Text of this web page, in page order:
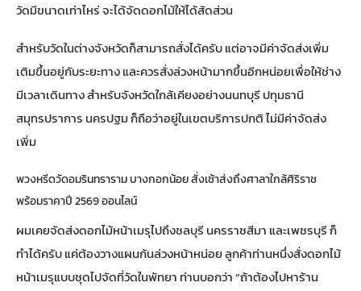
วัดมีขนาดเท่าไหร่ จะได้จัดดอกไม้ให้ได้สัดส่วน
สำหรับวัดในต่างจังหวัดก็สามารถสั่งได้ครับ แต่อาจมีค่าจัดส่งเพิ่ม
เติมขึ้นอยู่กับระยะทาง และควรสั่งล่วงหน้ามากขึ้นอีกหน่อยเพื่อให้ช่าง
มีเวลาเดินทาง สำหรับจังหวัดใกล้เคียงอย่างนนทบุรี ปทุมธานี
สมุทรปราการ นครปฐม ก็ถือว่าอยู่ในเขตบริการปกติ ไม่มีค่าจัดส่ง
เพิ่ม
พวงหรีดวัดอมรินทราราม บางกอกน้อย สั่งเช้าส่งถึงศาลาใกล้ศิริราช
พร้อมราคาปี 2569 ออนไลน์
ผมเคยจัดส่งดอกไม้หน้าเมรุไปถึงชลบุรี นครราชสีมา และเพชรบุรี ก็
ทำได้ครับ แค่ต้องวางแผนกันล่วงหน้าหน่อย ลูกค้าท่านหนึ่งสั่งดอกไม้
หน้าเมรุแบบชุดไปจัดที่วัดในพัทยา ท่านบอกว่า “ถ้าต้องไปหาร้าน